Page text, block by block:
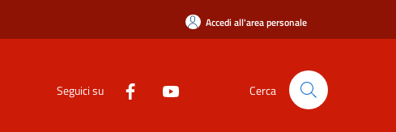
Accedi all'area personale
Seguici su Cerca